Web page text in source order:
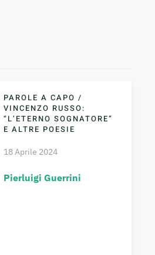
PAROLE A CAPO /
VINCENZO RUSSO:
“L’ETERNO SOGNATORE”
E ALTRE POESIE
18 Aprile 2024
Pierluigi Guerrini